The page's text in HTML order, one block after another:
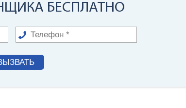
БЕСПЛАТНО